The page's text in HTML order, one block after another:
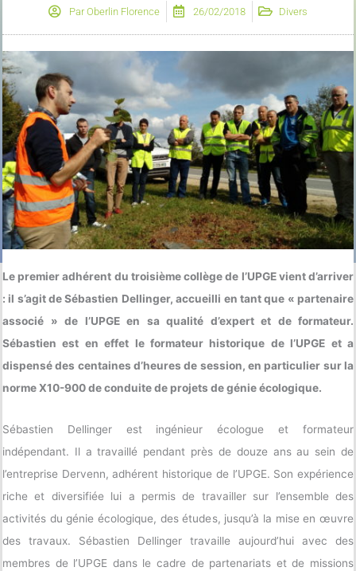
ParOberlin Florence 26/02/2018 Divers
Le premier adhérent du troisième collège de l’UPGE vient d’arriver
: il s’agit de Sébastien Dellinger, accueilli en tant que « partenaire
associé » de l’UPGE en sa qualité d’expert et de formateur.
Sébastien est en effet le formateur historique de l’UPGE et a
dispensé des centaines d’heures de session, en particulier sur la
norme X10-900 de conduite de projets de génie écologique.
Sébastien Dellinger est ingénieur écologue et formateur
indépendant. Il a travaillé pendant près de douze ans au sein de
l’entreprise Dervenn, adhérent historique de l’UPGE. Son expérience
riche et diversifiée lui a permis de travailler sur l’ensemble des
activités du génie écologique, des études, jusqu’à la mise en œuvre
des travaux. Sébastien Dellinger travaille aujourd’hui avec des
membres de l’UPGE dans le cadre de partenariats et de missions